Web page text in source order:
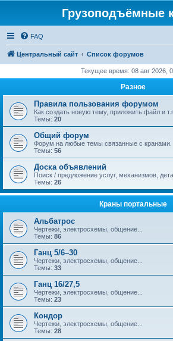
Грузоподъёмные
FAQ
Центральный сайт Список форумов
Текущее время: 08 авг 2026,
Разное
Правила пользования форумом
Как создать новую тему, приложить файл и
Темы: 20
Общий форум
Форум на любые темы связанные с кранами.
Темы: 56
Доска объявлений
Поиск / предложение услуг, механизмов,
Темы: 26
Краны портальные
Альбатрос
Чертежи, электросхемы, общение...
Темы: 86
Ганц 5/6–30
Чертежи, электросхемы, общение...
Темы: 33
Ганц 16/27,5
Чертежи, электросхемы, общение...
Темы: 23
Кондор
Чертежи, электросхемы, общение...
Темы: 28